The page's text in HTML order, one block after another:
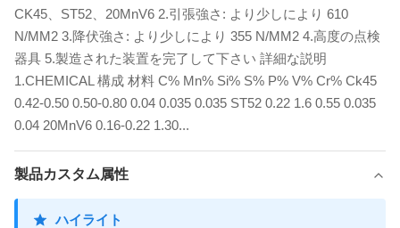
CK45、ST52、20MnV6 2.引張強さ: より少しにより 610
N/MM2 3.降伏強さ: より少しにより 355 N/MM2 4.高度の点検
器具 5.製造された装置を完了して下さい 詳細な説明
1.CHEMICAL 構成 材料 C% Mn% Si% S% P% V% Cr% Ck45
0.42-0.50 0.50-0.80 0.04 0.035 0.035 ST52 0.22 1.6 0.55 0.035
0.04 20MnV6 0.16-0.22 1.30...
製品カスタム属性
ハイライト